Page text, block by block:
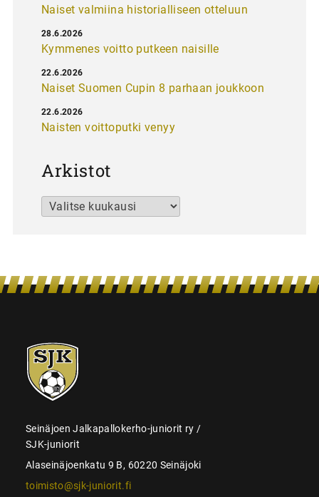
Naiset valmiina historialliseen otteluun
Kymmenes voitto putkeen naisille
28.6.2026
Naiset Suomen Cupin 8 parhaan joukkoon
22.6.2026
Naisten voittoputki venyy
22.6.2026
Arkistot
Arkistot
SJK-
juniorit
Seinäjoen Jalkapallokerho-juniorit ry /
SJK-juniorit
Alaseinäjoenkatu 9 B, 60220 Seinäjoki
toimisto@sjk-juniorit.fi